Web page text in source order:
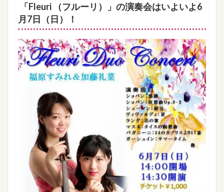
「Fleuri （フルーリ）」の演奏会はいよいよ6
月7日（日）！